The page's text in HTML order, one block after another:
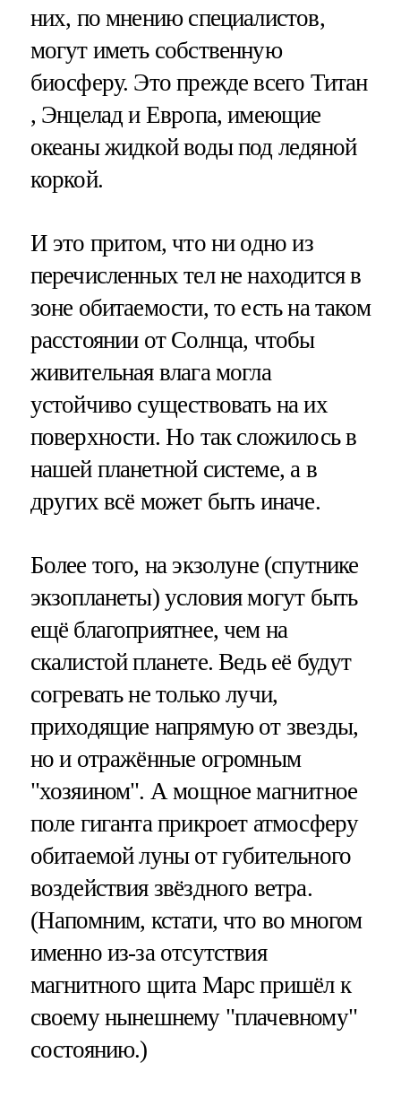
них, по мнению специалистов,
могут иметь собственную
биосферу. Это прежде всего Титан
, Энцелад и Европа, имеющие
океаны жидкой воды под ледяной
коркой.
И это притом, что ни одно из
перечисленных тел не находится в
зоне обитаемости, то есть на таком
расстоянии от Солнца, чтобы
живительная влага могла
устойчиво существовать на их
поверхности. Но так сложилось в
нашей планетной системе, а в
других всё может быть иначе.
Более того, на экзолуне (спутнике
экзопланеты) условия могут быть
ещё благоприятнее, чем на
скалистой планете. Ведь её будут
согревать не только лучи,
приходящие напрямую от звезды,
но и отражённые огромным
"хозяином". А мощное магнитное
поле гиганта прикроет атмосферу
обитаемой луны от губительного
воздействия звёздного ветра.
(Напомним, кстати, что во многом
именно из-за отсутствия
магнитного щита Марс пришёл к
своему нынешнему "плачевному"
состоянию.)